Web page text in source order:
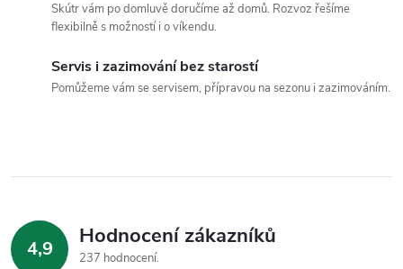
ý
p
i
Skútr vám po domluvě doručíme až domů. Rozvoz řešíme
flexibilně s možností i o víkendu.
Servis i zazimování bez starostí
Pomůžeme vám se servisem, přípravou na sezonu i zazimováním.
4,9 Hodnocení zákazníků
237 hodnocení